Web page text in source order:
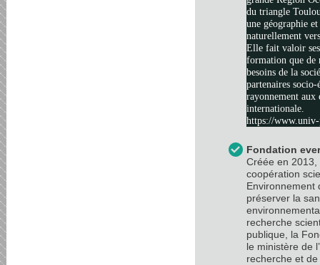
du triangle
une géographie
naturellement
Elle fait valoir
formation que de
besoins de la
partenaires
rayonnement aux
internationale.
https://
Fondation
Créée en
coopération
Environnement
préserver la
recherche
publique, la
le ministère de
recherche et